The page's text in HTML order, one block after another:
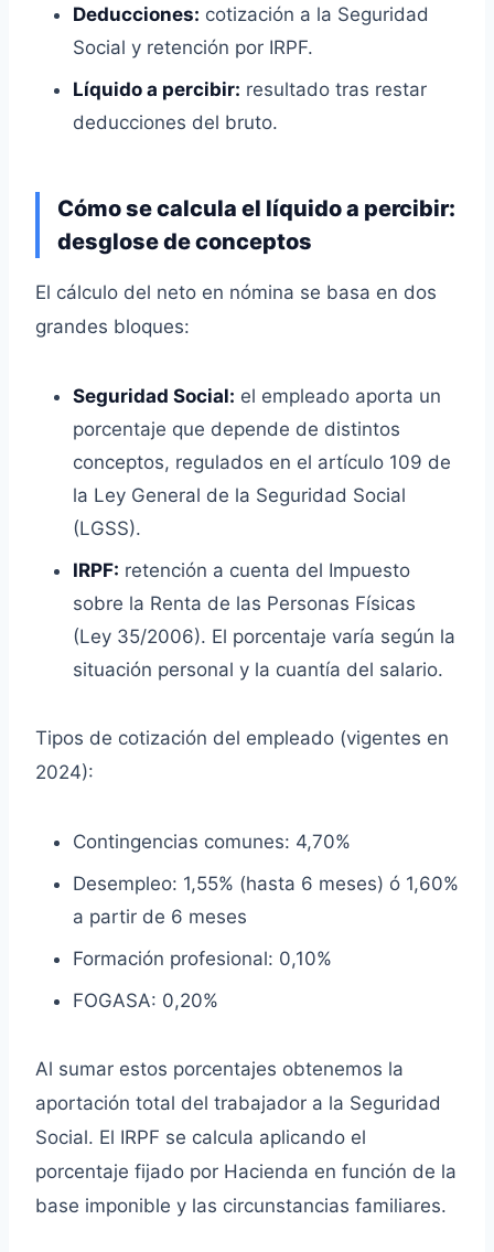
Deducciones: cotización a la Seguridad
Social y retención por IRPF.
Líquido a percibir: resultado tras restar
deducciones del bruto.
Cómo se calcula el líquido a percibir:
desglose de conceptos
El cálculo del neto en nómina se basa en dos
grandes bloques:
Seguridad Social: el empleado aporta un
porcentaje que depende de distintos
conceptos, regulados en el artículo 109 de
la Ley General de la Seguridad Social
(LGSS).
IRPF: retención a cuenta del Impuesto
sobre la Renta de las Personas Físicas
(Ley 35/2006). El porcentaje varía según la
situación personal y la cuantía del salario.
Tipos de cotización del empleado (vigentes en
2024):
Contingencias comunes: 4,70%
Desempleo: 1,55% (hasta 6 meses) ó 1,60%
a partir de 6 meses
Formación profesional: 0,10%
FOGASA: 0,20%
Al sumar estos porcentajes obtenemos la
aportación total del trabajador a la Seguridad
Social. El IRPF se calcula aplicando el
porcentaje fijado por Hacienda en función de la
base imponible y las circunstancias familiares.